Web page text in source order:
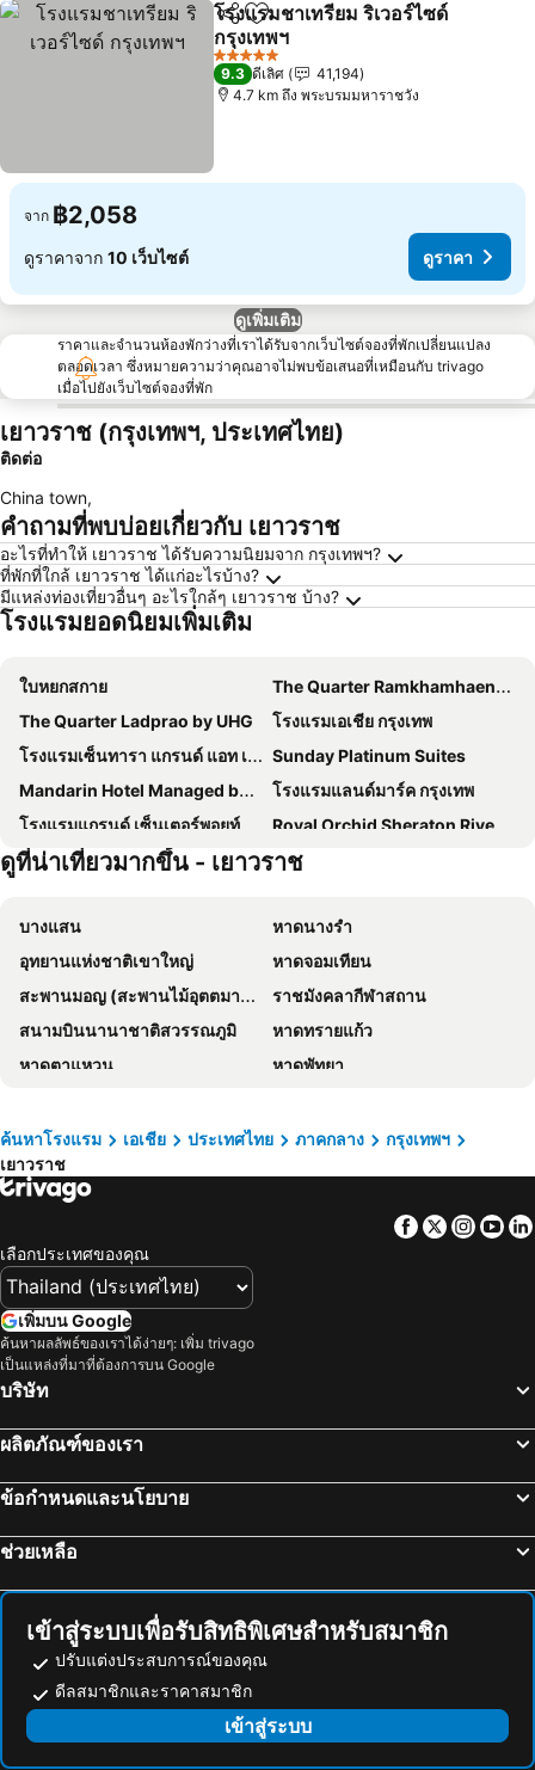
แชร์ เพิ่มในรายการโปรด
โรงแรมชาเทรียม ริเวอร์ไซด์
กรุงเทพฯ
5 ดาว
9.3 ดีเลิศ
41,194
4.7 km ถึง พระบรมมหาราชวัง
จาก ฿2,058
ดูราคาจาก 10 เว็บไซต์ ดูราคา
ดูเพิ่มเติม
ราคาและจำนวนห้องพักว่างที่เราได้รับจากเว็บไซต์จองที่พักเปลี่ยนแปลง
ตลอดเวลา ซึ่งหมายความว่าคุณอาจไม่พบข้อเสนอที่เหมือนกับ trivago
เมื่อไปยังเว็บไซต์จองที่พัก
เยาวราช (กรุงเทพฯ, ประเทศไทย)
ติดต่อ
China town,
คำถามที่พบบ่อยเกี่ยวกับ เยาวราช
อะไรที่ทำให้ เยาวราช ได้รับความนิยมจาก กรุงเทพฯ?
ที่พักที่ใกล้ เยาวราช ได้แก่อะไรบ้าง?
มีแหล่งท่องเที่ยวอื่นๆ อะไรใกล้ๆ เยาวราช บ้าง?
โรงแรมยอดนิยมเพิ่มเติม
ใบหยกสกาย
The Quarter Ramkhamhaeng by UHG
The Quarter Ladprao by UHG
โรงแรมเอเชีย กรุงเทพ
โรงแรมเซ็นทารา แกรนด์ แอท เซ็นทรัลพลาซ่าลาดพร้าว กรุงเทพฯ
Sunday Platinum Suites
Mandarin Hotel Managed by Centre Point
โรงแรมแลนด์มาร์ค กรุงเทพ
โรงแรมแกรนด์ เซ็นเตอร์พอยท์ เทอร์มินัล 21
Royal Orchid Sheraton Riverside Hotel Bangkok
โรงแรมเกรซ
โรงแรม เดอะ เบอร์เคลีย์ โฮเต็ล ประตูน้ำ
The Quarter Saladaeng by UHG
Grand Mercure Bangkok Atrium
โรงแรม พูลแมน กรุงเทพ จี
โรงแรมแอมบาสซาเดอร์ กรุงเทพฯ
Shangri-La Bangkok
Grande Centre Point Lumphini Bangkok
โรงแรม มิราเคิล แกรนด์ คอนเวนชั่น
Nysa Hotel Bangkok
The President Hotel at Chokchai 4
Goody Hotel
โรงแรมมิลเลนเนียม ฮิลตัน กรุงเทพ
Amari Bangkok
เรด แพลนเนต สุรวงศ์ กรุงเทพ
โรงแรมรอยัล รัตนโกสินทร์
Norn Riverside Bangkok Hotel
Holiday Inn Bangkok Sukhumvit By Ihg
The Home Hotel
Twin Towers Hotel
ฟูรามา สีลม กรุงเทพ
Ibis Bangkok Riverside
Ramada Plaza by Wyndham Bangkok Menam Riverside
รามบุตรี วิลเลจ อินน์ แอนด์ พลาซ่า
Arawana Express Chinatown
Hotel Royal Bangkok
B2 China Town Yaowarat Premier
Norn Yaowarat Hotel
Shanghai Mansion Bangkok
โรงแรมอาศัย ไชน่าทาวน์ กรุงเทพ
W22 by Burasari
La Locanda
ดูที่น่าเที่ยวมากขึ้น - เยาวราช
บางแสน
หาดนางรำ
อุทยานแห่งชาติเขาใหญ่
หาดจอมเทียน
สะพานมอญ (สะพานไม้อุตตมานุสรณ์)
ราชมังคลากีฬาสถาน
สนามบินนานาชาติสวรรณภูมิ
หาดทรายแก้ว
หาดตาแหวน
หาดพัทยา
อุทยานแห่งชาติเอราวัณ
พัทยากลาง
สนามบินดอนเมือง
รามคำแหง
อุทยานแห่งชาติแก่งกระจาน
เยาวราช
สะพานข้ามแม่น้ำแคว
หาดเขาตะเกียบ
พัทยาเหนือ
สยามพารากอน
สยามสแควร์
แกลง
สวนนงนุช
Cha-am Beach
สถานีรถไฟหัวลำโพง
บีทีเอส พร้อมพงษ์
บีทีเอส อารีย์
บีทีเอส พญาไท
ค้นหาโรงแรม เอเชีย ประเทศไทย ภาคกลาง
กรุงเทพฯ
เยาวราช
Facebook
Twitter
เลือกประเทศของคุณ
เพิ่มบน Google
ค้นหาผลลัพธ์ของเราได้ง่ายๆ: เพิ่ม trivago
เป็นแหล่งที่มาที่ต้องการบน Google
บริษัท
ผลิตภัณฑ์ของเรา
ข้อกำหนดและนโยบาย
ช่วยเหลือ
เข้าสู่ระบบเพื่อรับสิทธิพิเศษสำหรับสมาชิก
ปรับแต่งประสบการณ์ของคุณ
ดีลสมาชิกและราคาสมาชิก
เข้าสู่ระบบ